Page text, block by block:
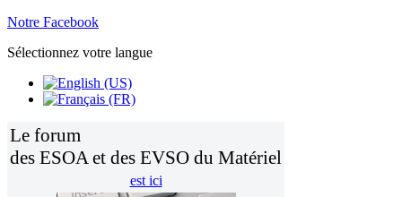
Notre Facebook
Sélectionnez votre langue
Le forum
des ESOA et des EVSO du Matériel
est ici